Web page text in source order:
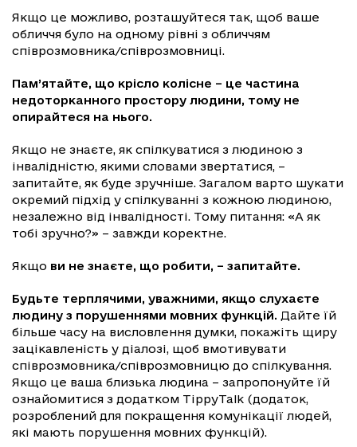
Якщо це можливо, розташуйтеся так, щоб ваше
обличчя було на одному рівні з обличчям
співрозмовника/співрозмовниці.
Пам’ятайте, що крісло колісне – це частина
недоторканного простору людини, тому не
опирайтеся на нього.
Якщо не знаєте, як спілкуватися з людиною з
інвалідністю, якими словами звертатися, –
запитайте, як буде зручніше. Загалом варто шукати
окремий підхід у спілкуванні з кожною людиною,
незалежно від інвалідності. Тому питання: «А як
тобі зручно?» – завжди коректне.
Якщо ви не знаєте, що робити, – запитайте.
Будьте терплячими, уважними, якщо слухаєте
людину з порушеннями мовних функцій. Дайте їй
більше часу на висловлення думки, покажіть щиру
зацікавленість у діалозі, щоб вмотивувати
співрозмовника/співрозмовницю до спілкування.
Якщо це ваша близька людина – запропонуйте їй
ознайомитися з додатком TippyTalk (додаток,
розроблений для покращення комунікації людей,
які мають порушення мовних функцій).